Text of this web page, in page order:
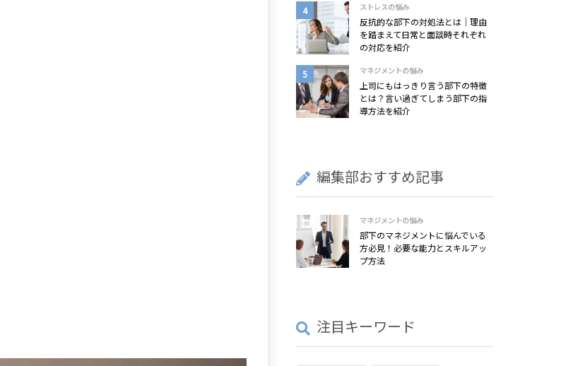
ストレスの悩み
反抗的な部下の対処法とは｜理由
を踏まえて日常と面談時それぞれ
の対応を紹介
マネジメントの悩み
上司にもはっきり言う部下の特徴
とは？言い過ぎてしまう部下の指
導方法を紹介
編集部おすすめ記事
マネジメントの悩み
部下のマネジメントに悩んでいる
方必見！必要な能力とスキルアッ
プ方法
注目キーワード